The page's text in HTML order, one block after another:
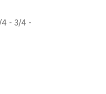
4 - 3/4 -